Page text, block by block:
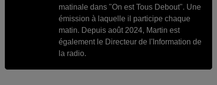
matinale dans "On est Tous Debout". Une
émission à laquelle il participe chaque
matin. Depuis août 2024, Martin est
également le Directeur de l'Information de
la radio.